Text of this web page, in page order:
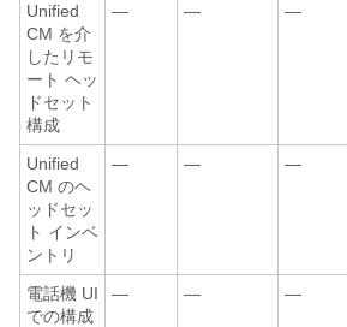
Unified
CM を介
したリモ
ート ヘッ
ドセット
構成
— — —
Unified
CM のヘ
ッドセッ
ト インベ
ントリ
— — —
電話機 UI
での構成
— — —